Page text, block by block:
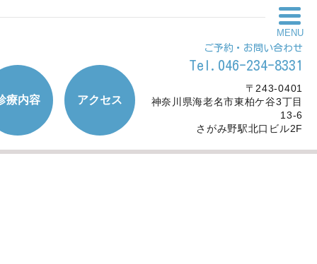
療内容 アクセス
MENU
ご予約・お問い合わせ
Tel.046-234-8331
〒243-0401
神奈川県海老名市東柏ケ谷3丁目
13-6
さがみ野駅北口ビル2F